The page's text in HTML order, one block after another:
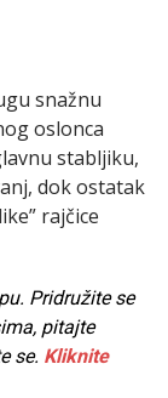
snažnu
oslonca
stabljiku,
dok ostatak
rajčice
Pridružite se
pitajte
se. Kliknite